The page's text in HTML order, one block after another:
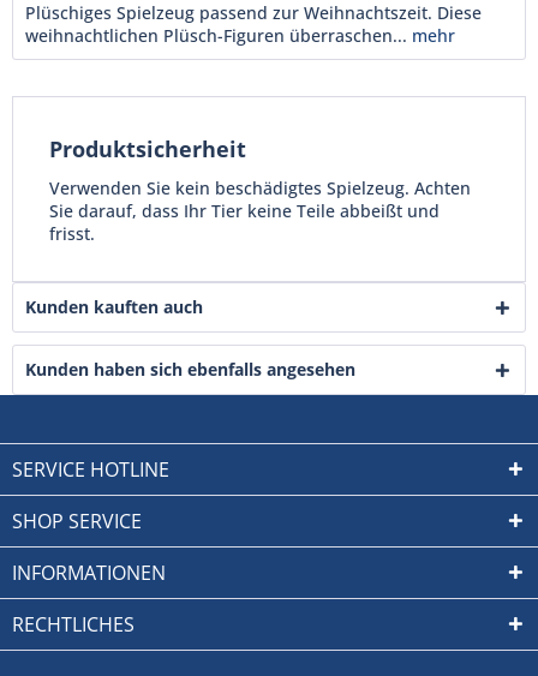
Plüschiges Spielzeug passend zur Weihnachtszeit. Diese
weihnachtlichen Plüsch-Figuren überraschen... mehr
Produktsicherheit
Verwenden Sie kein beschädigtes Spielzeug. Achten
Sie darauf, dass Ihr Tier keine Teile abbeißt und
frisst.
Kunden kauften auch
Kunden haben sich ebenfalls angesehen
SERVICE HOTLINE
SHOP SERVICE
INFORMATIONEN
RECHTLICHES